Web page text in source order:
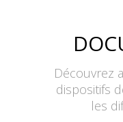
Découvrez
dispositifs
les